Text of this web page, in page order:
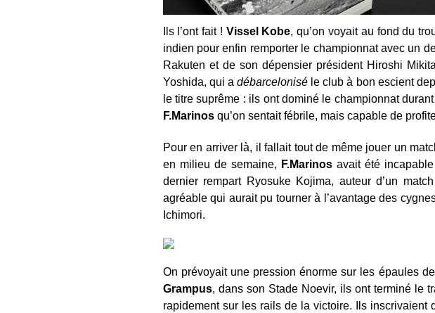
Ils l’ont fait ! Vissel Kobe, qu’on voyait au fond du
indien pour enfin remporter le championnat avec un
Rakuten et de son dépensier président Hiroshi
Yoshida, qui a débarcelonisé le club à bon escient
le titre suprême : ils ont dominé le championnat
F.Marinosqu’on sentait fébrile, mais capable de
Pour en arriver là, il fallait tout de même jouer un
en milieu de semaine, F.Marinos avait été
dernier rempart Ryosuke Kojima, auteur d’un
agréable qui aurait pu tourner à l’avantage des
Ichimori.
On prévoyait une pression énorme sur les épaules
Grampus, dans son Stade Noevir, ils ont terminé le
rapidement sur les rails de la victoire. Ils